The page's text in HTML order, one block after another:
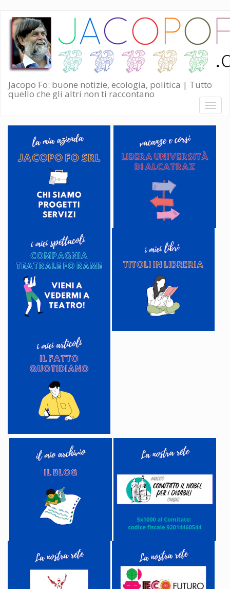
Salta
contenuto
principale
Jacopo Fo: buone notizie, ecologia, politica | Tutto
quello che gli altri non ti raccontano
Toggle